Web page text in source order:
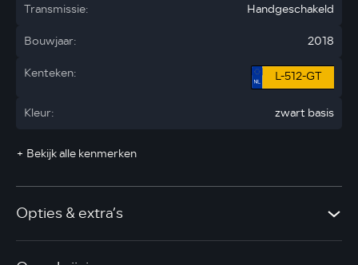
Transmissie:
Handgeschakeld
Bouwjaar:
2018
Kenteken:
L-512-GT
Kleur: zwart basis
+ Bekijk alle kenmerken
Opties & extra’s